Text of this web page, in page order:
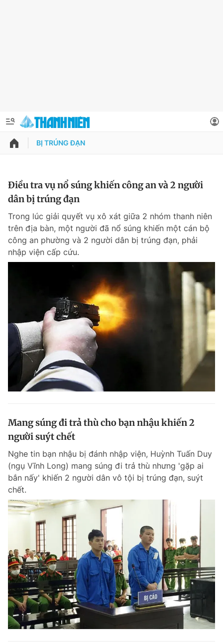
QUẢNG CÁO ĐẶT BÁO
Chuyên mục khác
Chào ngày mới
Tin 360
Video Magazine
Sản phẩm khác
Tiện ích
Đọc Thanh Niên trên điện thoại
Theo dõi báo trên
Hotline
0906 645 777
Liên hệ quảng cáo
0908 780 404
Đặt báo Quảng cáo RSS Tòa soạn Chính sách bảo
Tổng biên tập: Nguyễn Ngọc Toàn
Thông tin tài khoản
Đổi mật khẩu
Tin đã lưu
Tin đã xem
BỊ TRÚNG ĐẠN
Điều tra vụ nổ súng khiến công an và 2 người
dân bị trúng đạn
Trong lúc giải quyết vụ xô xát giữa 2 nhóm thanh niên
trên địa bàn, một người đã nổ súng khiến một cán bộ
công an phường và 2 người dân bị trúng đạn, phải
nhập viện cấp cứu.
Mang súng đi trả thù cho bạn nhậu khiến 2
người suýt chết
Nghe tin bạn nhậu bị đánh nhập viện, Huỳnh Tuấn Duy
(ngụ Vĩnh Long) mang súng đi trả thù nhưng 'gặp ai
bắn nấy' khiến 2 người dân vô tội bị trúng đạn, suýt
chết.